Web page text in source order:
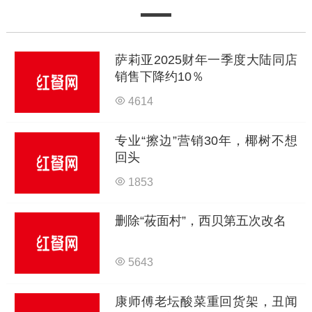
萨莉亚2025财年一季度大陆同店
销售下降约10％
4614
专业“擦边”营销30年，椰树不想
回头
1853
删除“莜面村”，西贝第五次改名
5643
康师傅老坛酸菜重回货架，丑闻